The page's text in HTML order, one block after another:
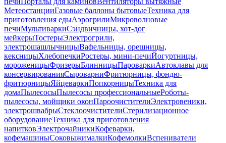
МетеостанцииГазовые баллоны бытовыеТехника для
приготовления едыАэрогрилиМикроволновые
печиМультиваркиСэндвичницы, хот-дог
мейкерыТостерыЭлектрогрили,
электрошашлычницыВафельницы, орешницы,
кексницыХлебопечкиРостеры, мини-печиЙогуртницы,
мороженицыФризерыБлинницыПароваркиАвтоклавы для
консервированияСыроварниФритюрницы, фондю-
фритюрницыЯйцеваркиПопкорницыТехника для
домаПылесосыПылесосы профессиональныеРоботы-
пылесосы, мойщики оконПароочистителиЭлектровеники,
электрошвабрыСтеклоочистителиСтерилизационное
оборудованиеТехника для приготовления
напитковЭлектрочайникиКофеварки,
кофемашиныСоковыжималкиКофемолкиВспениватели